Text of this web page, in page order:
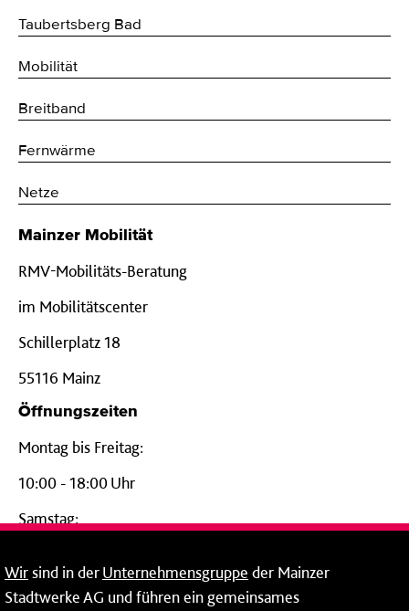
Taubertsberg Bad
Mobilität
Breitband
Fernwärme
Netze
Mainzer Mobilität
RMV-Mobilitäts-Beratung
im Mobilitätscenter
Schillerplatz 18
55116 Mainz
Öffnungszeiten
Montag bis Freitag:
10:00 - 18:00 Uhr
Samstag:
24-Stunden-Telefon*
Wirsind in derUnternehmensgruppe der Mainzer
Stadtwerke AG und führen ein gemeinsames